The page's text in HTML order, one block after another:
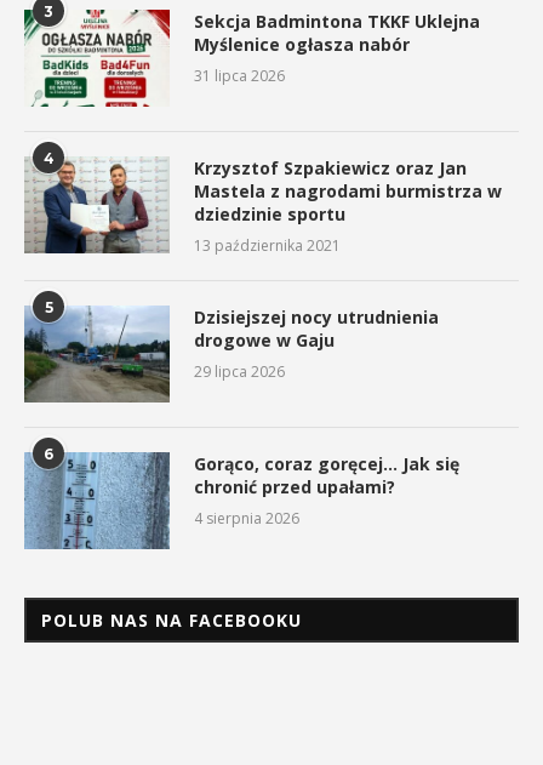
3
Sekcja Badmintona TKKF Uklejna
Myślenice ogłasza nabór
31 lipca 2026
4
Krzysztof Szpakiewicz oraz Jan
Mastela z nagrodami burmistrza w
dziedzinie sportu
13 października 2021
5
Dzisiejszej nocy utrudnienia
drogowe w Gaju
29 lipca 2026
6
Gorąco, coraz goręcej… Jak się
chronić przed upałami?
4 sierpnia 2026
POLUB NAS NA FACEBOOKU